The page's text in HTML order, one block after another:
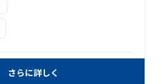
さらに詳しく